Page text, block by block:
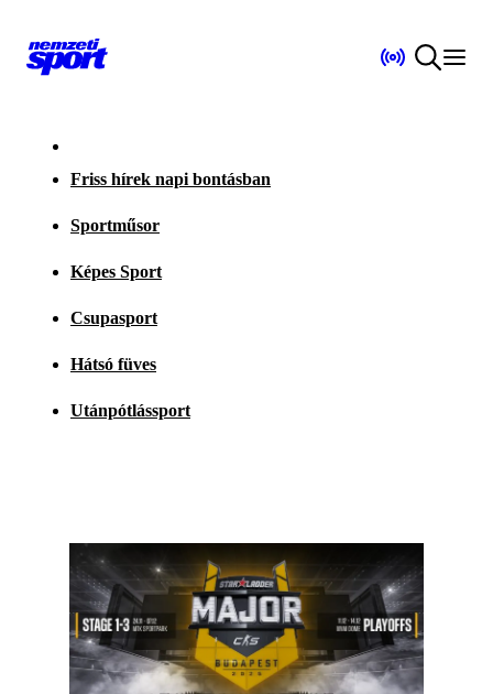
Friss hírek napi bontásban
Sportműsor
Képes Sport
Csupasport
Hátsó füves
Utánpótlássport